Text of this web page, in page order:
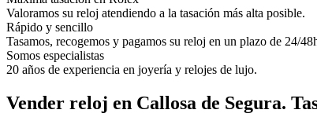
Valoramos su reloj atendiendo a la tasación más alta posible.
Rápido y sencillo
Tasamos, recogemos y pagamos su reloj en un plazo de 24/
Somos especialistas
20 años de experiencia en joyería y relojes de lujo.
Vender reloj en Callosa de Segura.